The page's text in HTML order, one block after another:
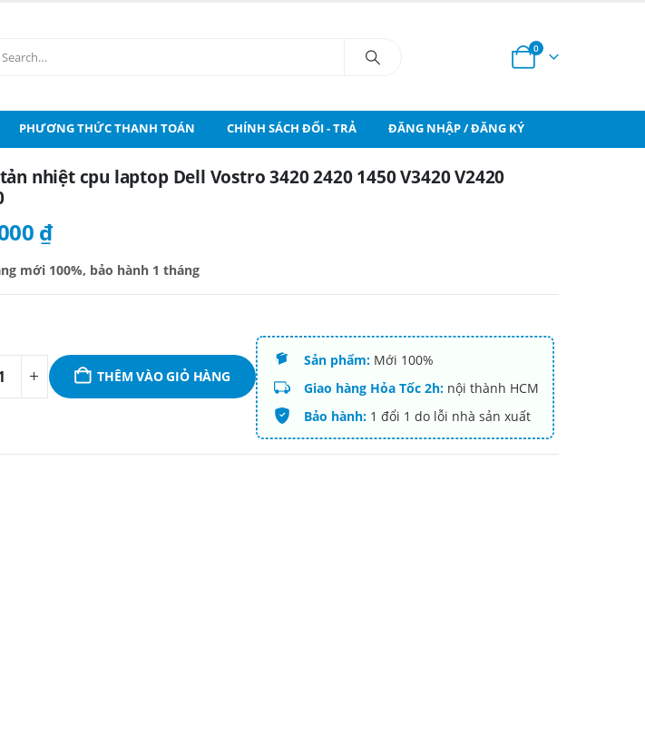
0
PHƯƠNG THỨC THANH TOÁN CHÍNH SÁCH ĐỔI - TRẢ ĐĂNG NHẬP / ĐĂNG KÝ
nhiệt cpu laptop Dell Vostro 3420 2420 1450 V3420 V2420
₫
mới 100%, bảo hành 1 tháng
THÊM VÀO GIỎ HÀNG
Sản phẩm: Mới 100%
Giao hàng Hỏa Tốc 2h: nội thành HCM
Bảo hành: 1 đổi 1 do lỗi nhà sản xuất